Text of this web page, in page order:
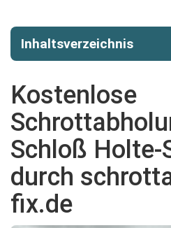
Inhaltsverzeichnis
Kostenlose
Schloß Holte-
durch
fix.de